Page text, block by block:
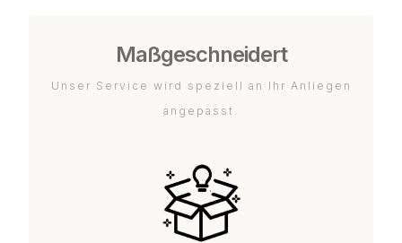
Maßgeschneidert
Unser Service wird speziell an Ihr Anliegen
angepasst.